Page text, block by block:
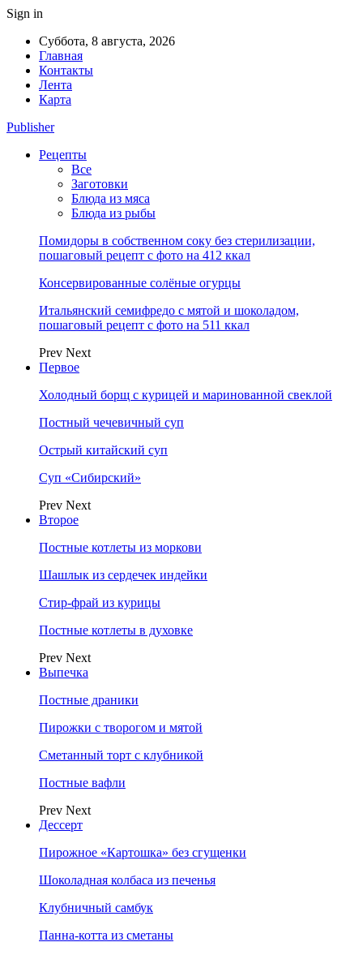
Sign in
Суббота, 8 августа, 2026
Главная
Контакты
Лента
Карта
Publisher
Рецепты
Все
Заготовки
Блюда из мяса
Блюда из рыбы
Помидоры в собственном соку без стерилизации,
пошаговый рецепт с фото на 412 ккал
Консервированные солёные огурцы
Итальянский семифредо с мятой и шоколадом,
пошаговый рецепт с фото на 511 ккал
Prev Next
Первое
Холодный борщ с курицей и маринованной свеклой
Постный чечевичный суп
Острый китайский суп
Суп «Сибирский»
Prev Next
Второе
Постные котлеты из моркови
Шашлык из сердечек индейки
Стир-фрай из курицы
Постные котлеты в духовке
Prev Next
Выпечка
Постные драники
Пирожки с творогом и мятой
Сметанный торт с клубникой
Постные вафли
Prev Next
Дессерт
Пирожное «Картошка» без сгущенки
Шоколадная колбаса из печенья
Клубничный самбук
Панна-котта из сметаны